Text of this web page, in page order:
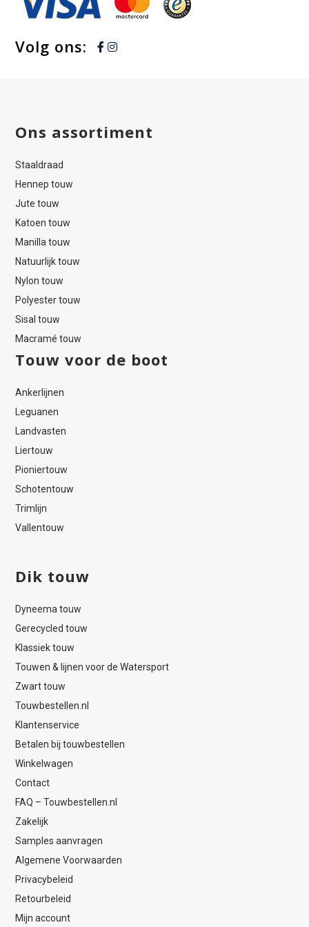
Volg ons:
Ons assortiment
Staaldraad
Hennep touw
Jute touw
Katoen touw
Manilla touw
Natuurlijk touw
Nylon touw
Polyester touw
Sisal touw
Macramé touw
Touw voor de boot
Ankerlijnen
Leguanen
Landvasten
Liertouw
Pioniertouw
Schotentouw
Trimlijn
Vallentouw
Dik touw
Dyneema touw
Gerecycled touw
Klassiek touw
Touwen & lijnen voor de Watersport
Zwart touw
Touwbestellen.nl
Klantenservice
Betalen bij touwbestellen
Winkelwagen
Contact
FAQ – Touwbestellen.nl
Zakelijk
Samples aanvragen
Algemene Voorwaarden
Privacybeleid
Retourbeleid
Mijn account